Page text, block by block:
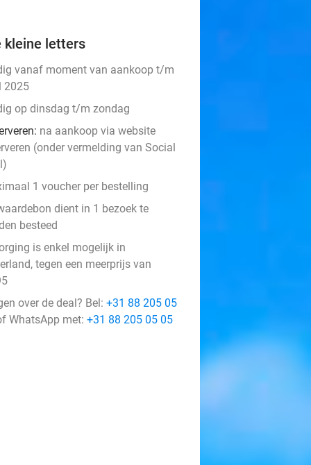
kleine letters
vanaf moment van aankoop t/m
2025
op dinsdag t/m zondag
na aankoop via website
(onder vermelding van Social
1 voucher per bestelling
dient in 1 bezoek te
besteed
is enkel mogelijk in
tegen een meerprijs van
over de deal? Bel: +31 88 205 05
WhatsApp met: +31 88 205 05 05